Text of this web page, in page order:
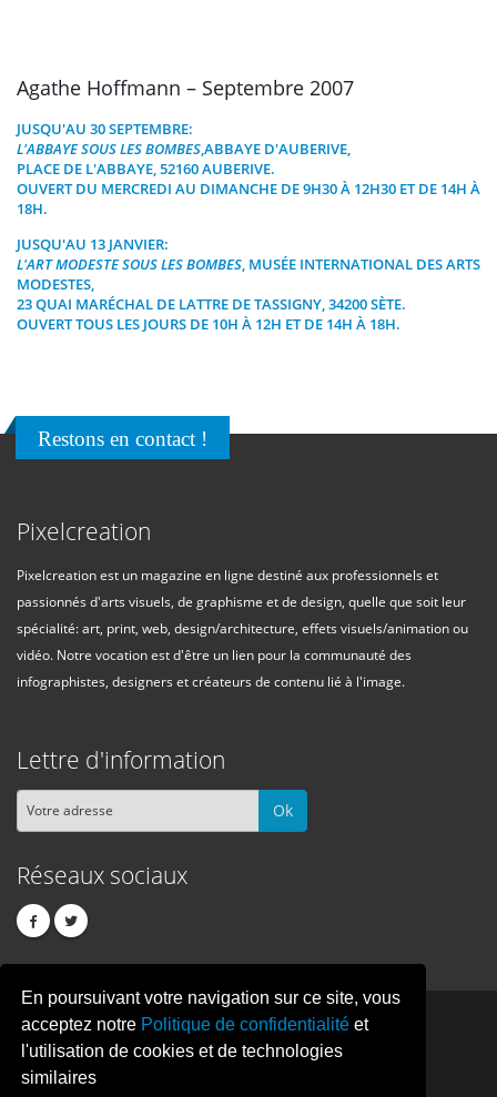
En poursuivant votre navigation sur ce site, vous
acceptez notre Politique de confidentialité et
l'utilisation de cookies et de technologies
similaires
Agathe Hoffmann – Septembre 2007
JUSQU'AU 30 SEPTEMBRE:
L'ABBAYE SOUS LES BOMBES,ABBAYE D'AUBERIVE,
PLACE DE L'ABBAYE, 52160 AUBERIVE.
OUVERT DU MERCREDI AU DIMANCHE DE 9H30 À 12H30 ET DE 14H À
18H.
JUSQU'AU 13 JANVIER:
L'ART MODESTE SOUS LES BOMBES, MUSÉE INTERNATIONAL DES ARTS
MODESTES,
23 QUAI MARÉCHAL DE LATTRE DE TASSIGNY, 34200 SÈTE.
OUVERT TOUS LES JOURS DE 10H À 12H ET DE 14H À 18H.
Restons en contact !
Pixelcreation
Pixelcreation est un magazine en ligne destiné aux professionnels et
passionnés d'arts visuels, de graphisme et de design, quelle que soit leur
spécialité: art, print, web, design/architecture, effets visuels/animation ou
vidéo. Notre vocation est d'être un lien pour la communauté des
infographistes, designers et créateurs de contenu lié à l'image.
Lettre d'information
Ok
Réseaux sociaux
PIXELCREATION